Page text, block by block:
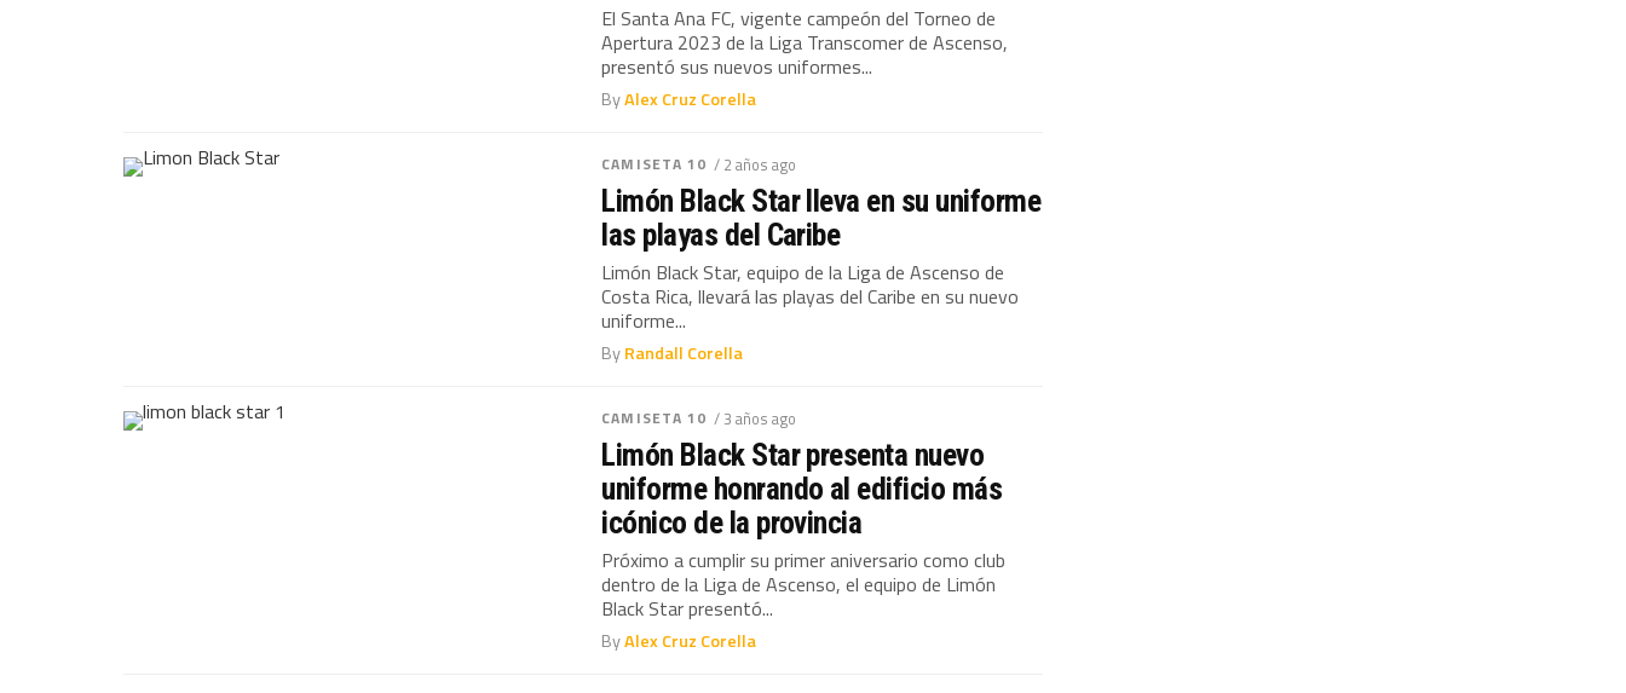
El Santa Ana FC, vigente campeón del Torneo de
Apertura 2023 de la Liga Transcomer de Ascenso,
presentó sus nuevos uniformes...
ByAlex Cruz Corella
CAMISETA 10 / 2 años ago
Limón Black Star lleva en su uniforme
las playas del Caribe
Limón Black Star, equipo de la Liga de Ascenso de
Costa Rica, llevará las playas del Caribe en su nuevo
uniforme...
ByRandall Corella
CAMISETA 10 / 3 años ago
Limón Black Star presenta nuevo
uniforme honrando al edificio más
icónico de la provincia
Próximo a cumplir su primer aniversario como club
dentro de la Liga de Ascenso, el equipo de Limón
Black Star presentó...
ByAlex Cruz Corella